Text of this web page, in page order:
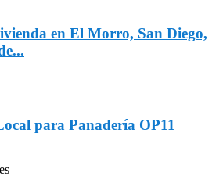
en El Morro, San Diego,
para Panadería OP11